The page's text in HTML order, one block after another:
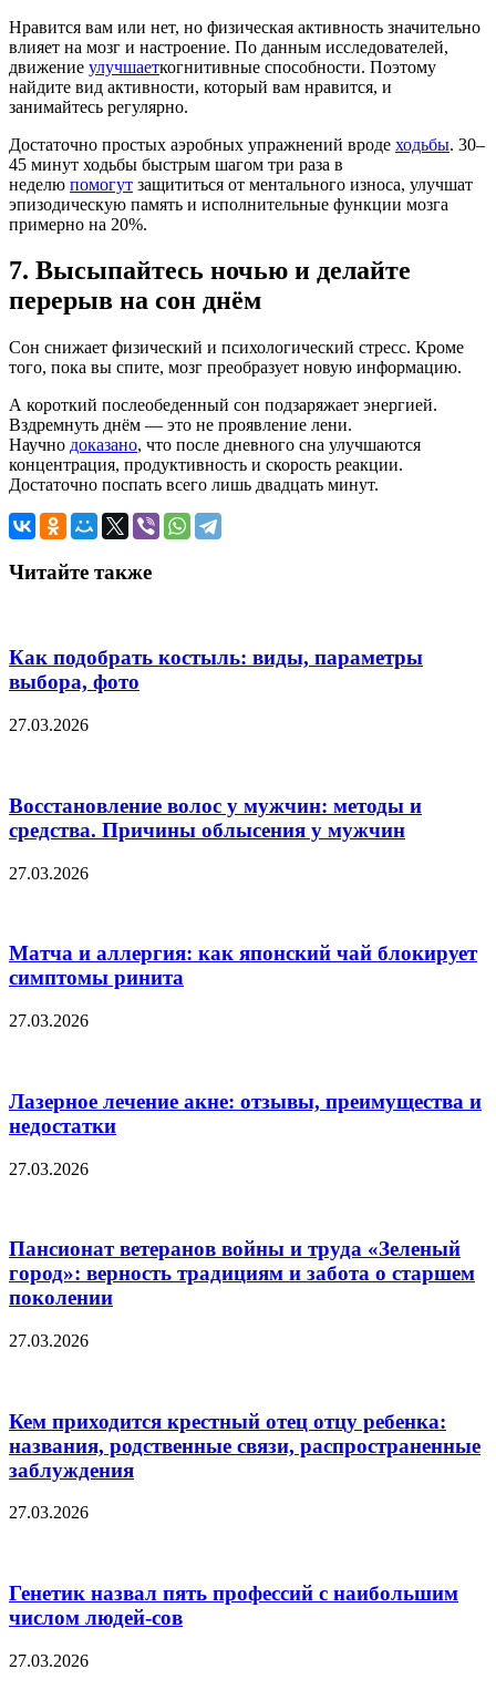
Нравится вам или нет, но физическая активность значительно
влияет на мозг и настроение. По данным исследователей,
движение улучшаеткогнитивные способности. Поэтому
найдите вид активности, который вам нравится, и
занимайтесь регулярно.
Достаточно простых аэробных упражнений вроде ходьбы. 30–
45 минут ходьбы быстрым шагом три раза в
неделю помогут защититься от ментального износа, улучшат
эпизодическую память и исполнительные функции мозга
примерно на 20%.
7. Высыпайтесь ночью и делайте
перерыв на сон днём
Сон снижает физический и психологический стресс. Кроме
того, пока вы спите, мозг преобразует новую информацию.
А короткий послеобеденный сон подзаряжает энергией.
Вздремнуть днём — это не проявление лени.
Научно доказано, что после дневного сна улучшаются
концентрация, продуктивность и скорость реакции.
Достаточно поспать всего лишь двадцать минут.
Читайте также
Как подобрать костыль: виды, параметры
выбора, фото
27.03.2026
Восстановление волос у мужчин: методы и
средства. Причины облысения у мужчин
27.03.2026
Матча и аллергия: как японский чай блокирует
симптомы ринита
27.03.2026
Лазерное лечение акне: отзывы, преимущества и
недостатки
27.03.2026
Пансионат ветеранов войны и труда «Зеленый
город»: верность традициям и забота о старшем
поколении
27.03.2026
Кем приходится крестный отец отцу ребенка:
названия, родственные связи, распространенные
заблуждения
27.03.2026
Генетик назвал пять профессий с наибольшим
числом людей-сов
27.03.2026